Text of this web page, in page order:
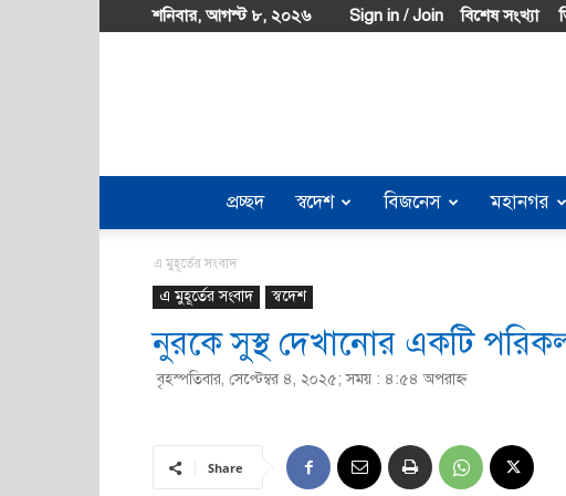
শনিবার, আগস্ট ৮, ২০২৬ Sign in / Join বিশেষ সংখ্যা
প্রচ্ছদ স্বদেশ বিজনেস মহানগর
এ মুহূর্তের সংবাদ
এ মুহূর্তের সংবাদ স্বদেশ
নুরকে সুস্থ দেখানোর একটি
বৃহস্পতিবার, সেপ্টেম্বর ৪, ২০২৫; সময় : ৪:৫৪ অপরাহ্ণ
Share